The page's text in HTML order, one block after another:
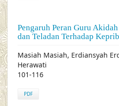
Pengaruh Peran Guru
dan Teladan Terhadap
Masiah Masiah, Erdiansyah
Herawati
101-116
PDF